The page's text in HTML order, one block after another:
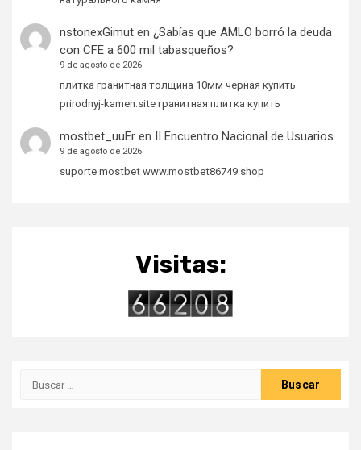
nstonexGimuten ¿Sabías que AMLO borró la deuda
con CFE a 600 mil tabasqueños?
9 de agosto de 2026
плитка гранитная толщина 10мм черная купить
prirodnyj-kamen.site гранитная плитка купить
mostbet_uuEren II Encuentro Nacional de Usuarios
9 de agosto de 2026
suporte mostbet www.mostbet86749.shop
Visitas: